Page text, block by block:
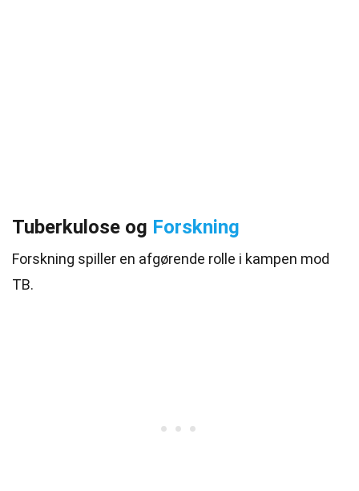
Tuberkulose og Forskning
Forskning spiller en afgørende rolle i kampen mod
TB.